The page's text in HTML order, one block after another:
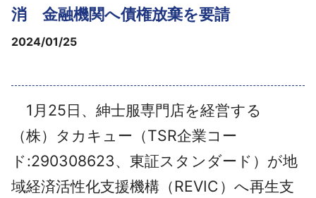
商品・サービス
採用情報
よくあるご質問
English
消 金融機関へ債権放棄を要請
2024/01/25
1月25日、紳士服専門店を経営する
（株）タカキュー（TSR企業コー
ド:290308623、東証スタンダード）が地
域経済活性化支援機構（REVIC）へ再生支